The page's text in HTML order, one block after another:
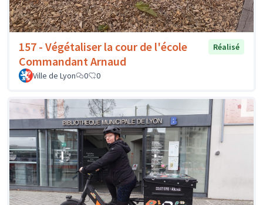
157 - Végétaliser la cour de l'école
Commandant Arnaud
Réalisé
Ville de Lyon 0 0